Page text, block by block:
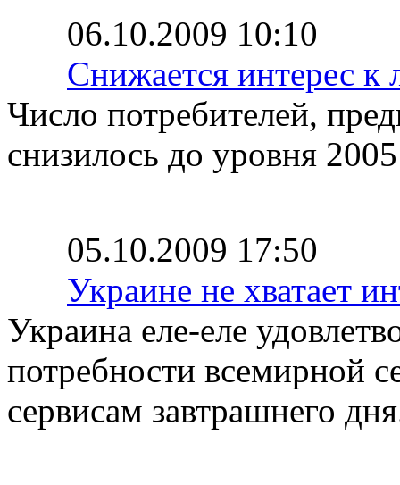
06.10.2009 10:10
Снижается интерес
Число потребителей,
снизилось до уровня
05.10.2009 17:50
Украине не хватает
Украина еле-еле
потребности всемирной
сервисам завтрашнего